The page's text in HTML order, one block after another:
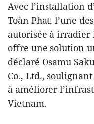
Avec l’installation
Toàn Phat, l’une
autorisée à irradier
offre une solution
déclaré Osamu
Co., Ltd.,
à améliorer
Vietnam.